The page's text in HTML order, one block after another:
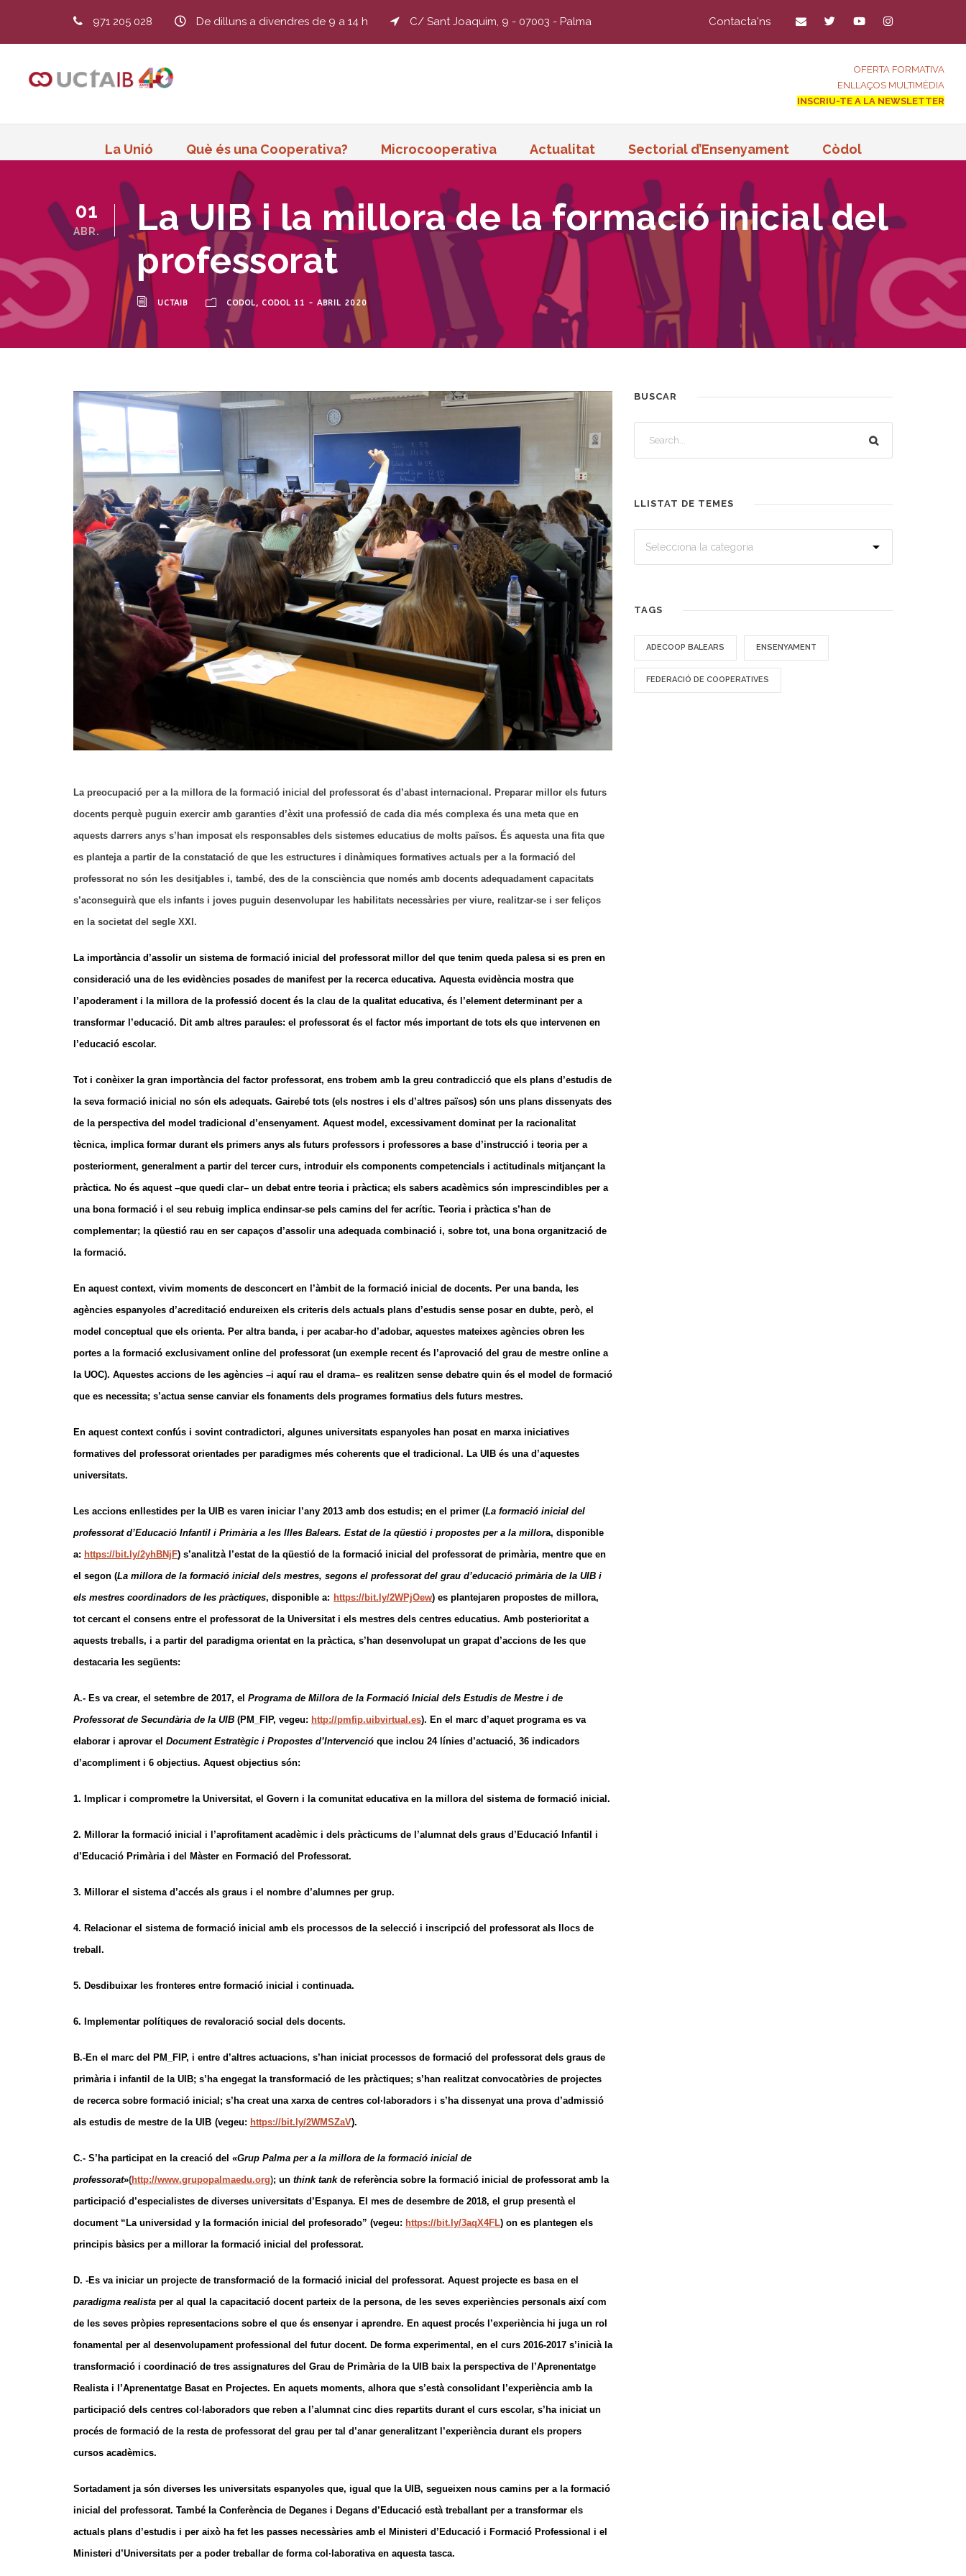
971 205 028 De dilluns a divendres de 9 a 14 h C/ Sant Joaquim, 9 - 07003 - Palma Contacta'ns
OFERTA FORMATIVA
ENLLAÇOS MULTIMÈDIA
INSCRIU-TE A LA NEWSLETTER
La Unió Què és una Cooperativa? Microcooperativa Actualitat Sectorial d’Ensenyament Còdol
01
ABR.
La UIB i la millora de la formació inicial del
professorat
UCTAIB CODOL, CODOL 11 - ABRIL 2020
La preocupació per a la millora de la formació inicial del professorat és d’abast internacional. Preparar millor els futurs
docents perquè puguin exercir amb garanties d’èxit una professió de cada dia més complexa és una meta que en
aquests darrers anys s’han imposat els responsables dels sistemes educatius de molts països. És aquesta una fita que
es planteja a partir de la constatació de que les estructures i dinàmiques formatives actuals per a la formació del
professorat no són les desitjables i, també, des de la consciència que només amb docents adequadament capacitats
s’aconseguirà que els infants i joves puguin desenvolupar les habilitats necessàries per viure, realitzar-se i ser feliços
en la societat del segle XXI.
La importància d’assolir un sistema de formació inicial del professorat millor del que tenim queda palesa si es pren en
consideració una de les evidències posades de manifest per la recerca educativa. Aquesta evidència mostra que
l’apoderament i la millora de la professió docent és la clau de la qualitat educativa, és l’element determinant per a
transformar l’educació. Dit amb altres paraules: el professorat és el factor més important de tots els que intervenen en
l’educació escolar.
Tot i conèixer la gran importància del factor professorat, ens trobem amb la greu contradicció que els plans d’estudis de
la seva formació inicial no són els adequats. Gairebé tots (els nostres i els d’altres països) són uns plans dissenyats des
de la perspectiva del model tradicional d’ensenyament. Aquest model, excessivament dominat per la racionalitat
tècnica, implica formar durant els primers anys als futurs professors i professores a base d’instrucció i teoria per a
posteriorment, generalment a partir del tercer curs, introduir els components competencials i actitudinals mitjançant la
pràctica. No és aquest –que quedi clar– un debat entre teoria i pràctica; els sabers acadèmics són imprescindibles per a
una bona formació i el seu rebuig implica endinsar-se pels camins del fer acrític. Teoria i pràctica s’han de
complementar; la qüestió rau en ser capaços d’assolir una adequada combinació i, sobre tot, una bona organització de
la formació.
En aquest context, vivim moments de desconcert en l’àmbit de la formació inicial de docents. Per una banda, les
agències espanyoles d’acreditació endureixen els criteris dels actuals plans d’estudis sense posar en dubte, però, el
model conceptual que els orienta. Per altra banda, i per acabar-ho d’adobar, aquestes mateixes agències obren les
portes a la formació exclusivament online del professorat (un exemple recent és l’aprovació del grau de mestre online a
la UOC). Aquestes accions de les agències –i aquí rau el drama– es realitzen sense debatre quin és el model de formació
que es necessita; s’actua sense canviar els fonaments dels programes formatius dels futurs mestres.
En aquest context confús i sovint contradictori, algunes universitats espanyoles han posat en marxa iniciatives
formatives del professorat orientades per paradigmes més coherents que el tradicional. La UIB és una d’aquestes
universitats.
Les accions enllestides per la UIB es varen iniciar l’any 2013 amb dos estudis; en el primer (La formació inicial del
professorat d’Educació Infantil i Primària a les Illes Balears. Estat de la qüestió i propostes per a la millora, disponible
a: https://bit.ly/2yhBNjF) s’analitzà l’estat de la qüestió de la formació inicial del professorat de primària, mentre que en
el segon (La millora de la formació inicial dels mestres, segons el professorat del grau d’educació primària de la UIB i
els mestres coordinadors de les pràctiques, disponible a: https://bit.ly/2WPjOew) es plantejaren propostes de millora,
tot cercant el consens entre el professorat de la Universitat i els mestres dels centres educatius. Amb posterioritat a
aquests treballs, i a partir del paradigma orientat en la pràctica, s’han desenvolupat un grapat d’accions de les que
destacaria les següents:
A.- Es va crear, el setembre de 2017, el Programa de Millora de la Formació Inicial dels Estudis de Mestre i de
Professorat de Secundària de la UIB (PM_FIP, vegeu: http://pmfip.uibvirtual.es). En el marc d’aquet programa es va
elaborar i aprovar el Document Estratègic i Propostes d’Intervenció que inclou 24 línies d’actuació, 36 indicadors
d’acompliment i 6 objectius. Aquest objectius són:
1. Implicar i comprometre la Universitat, el Govern i la comunitat educativa en la millora del sistema de formació inicial.
2. Millorar la formació inicial i l’aprofitament acadèmic i dels pràcticums de l’alumnat dels graus d’Educació Infantil i
d’Educació Primària i del Màster en Formació del Professorat.
3. Millorar el sistema d’accés als graus i el nombre d’alumnes per grup.
4. Relacionar el sistema de formació inicial amb els processos de la selecció i inscripció del professorat als llocs de
treball.
5. Desdibuixar les fronteres entre formació inicial i continuada.
6. Implementar polítiques de revaloració social dels docents.
B.-En el marc del PM_FIP, i entre d’altres actuacions, s’han iniciat processos de formació del professorat dels graus de
primària i infantil de la UIB; s’ha engegat la transformació de les pràctiques; s’han realitzat convocatòries de projectes
de recerca sobre formació inicial; s’ha creat una xarxa de centres col·laboradors i s’ha dissenyat una prova d’admissió
als estudis de mestre de la UIB (vegeu: https://bit.ly/2WMSZaV).
C.- S’ha participat en la creació del «Grup Palma per a la millora de la formació inicial de
professorat»(http://www.grupopalmaedu.org); un think tankde referència sobre la formació inicial de professorat amb la
participació d’especialistes de diverses universitats d’Espanya. El mes de desembre de 2018, el grup presentà el
document “La universidad y la formación inicial del profesorado” (vegeu: https://bit.ly/3aqX4FL) on es plantegen els
principis bàsics per a millorar la formació inicial del professorat.
D. -Es va iniciar un projecte de transformació de la formació inicial del professorat. Aquest projecte es basa en el
paradigma realista per al qual la capacitació docent parteix de la persona, de les seves experiències personals així com
de les seves pròpies representacions sobre el que és ensenyar i aprendre. En aquest procés l’experiència hi juga un rol
fonamental per al desenvolupament professional del futur docent. De forma experimental, en el curs 2016-2017 s’inicià la
transformació i coordinació de tres assignatures del Grau de Primària de la UIB baix la perspectiva de l’Aprenentatge
Realista i l’Aprenentatge Basat en Projectes. En aquets moments, alhora que s’està consolidant l’experiència amb la
participació dels centres col·laboradors que reben a l’alumnat cinc dies repartits durant el curs escolar, s’ha iniciat un
procés de formació de la resta de professorat del grau per tal d’anar generalitzant l’experiència durant els propers
cursos acadèmics.
Sortadament ja són diverses les universitats espanyoles que, igual que la UIB, segueixen nous camins per a la formació
inicial del professorat. També la Conferència de Deganes i Degans d’Educació està treballant per a transformar els
actuals plans d’estudis i per això ha fet les passes necessàries amb el Ministeri d’Educació i Formació Professional i el
Ministeri d’Universitats per a poder treballar de forma col·laborativa en aquesta tasca.
BUSCAR
LLISTAT DE TEMES
TAGS
ADECOOP BALEARS ENSENYAMENT
FEDERACIÓ DE COOPERATIVES